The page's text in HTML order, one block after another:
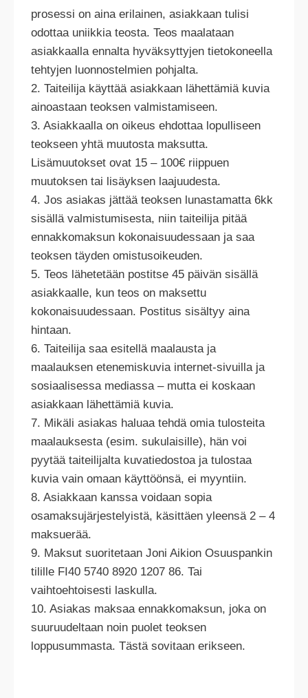
prosessi on aina erilainen, asiakkaan tulisi
odottaa uniikkia teosta. Teos maalataan
asiakkaalla ennalta hyväksyttyjen tietokoneella
tehtyjen luonnostelmien pohjalta.
2. Taiteilija käyttää asiakkaan lähettämiä kuvia
ainoastaan teoksen valmistamiseen.
3. Asiakkaalla on oikeus ehdottaa lopulliseen
teokseen yhtä muutosta maksutta.
Lisämuutokset ovat 15 – 100€ riippuen
muutoksen tai lisäyksen laajuudesta.
4. Jos asiakas jättää teoksen lunastamatta 6kk
sisällä valmistumisesta, niin taiteilija pitää
ennakkomaksun kokonaisuudessaan ja saa
teoksen täyden omistusoikeuden.
5. Teos lähetetään postitse 45 päivän sisällä
asiakkaalle, kun teos on maksettu
kokonaisuudessaan. Postitus sisältyy aina
hintaan.
6. Taiteilija saa esitellä maalausta ja
maalauksen etenemiskuvia internet-sivuilla ja
sosiaalisessa mediassa – mutta ei koskaan
asiakkaan lähettämiä kuvia.
7. Mikäli asiakas haluaa tehdä omia tulosteita
maalauksesta (esim. sukulaisille), hän voi
pyytää taiteilijalta kuvatiedostoa ja tulostaa
kuvia vain omaan käyttöönsä, ei myyntiin.
8. Asiakkaan kanssa voidaan sopia
osamaksujärjestelyistä, käsittäen yleensä 2 – 4
maksuerää.
9. Maksut suoritetaan Joni Aikion Osuuspankin
tilille FI40 5740 8920 1207 86. Tai
vaihtoehtoisesti laskulla.
10. Asiakas maksaa ennakkomaksun, joka on
suuruudeltaan noin puolet teoksen
loppusummasta. Tästä sovitaan erikseen.